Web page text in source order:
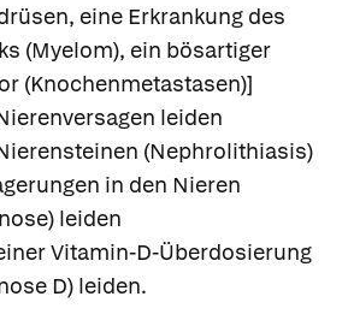
eine Erkrankung des
(Myelom), ein bösartiger
(Knochenmetastasen)]
leiden
(Nephrolithiasis)
in den Nieren
leiden
Vitamin-D-Überdosierung
D) leiden.